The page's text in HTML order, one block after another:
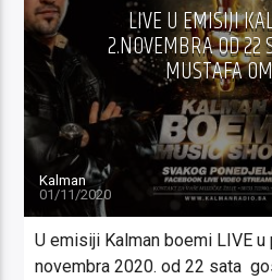
LIVE U EMISIJI
2.NOVEMBRA OD 22
MUSTAFA
Kalman
01/11/2020
U emisiji Kalman boemi LIVE u
novembra 2020. od 22 sata